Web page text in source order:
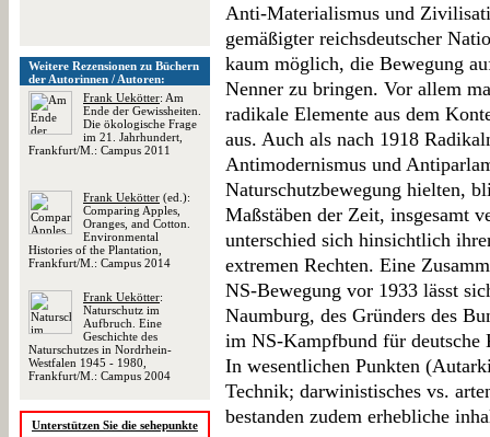
Weitere Rezensionen zu Büchern
der Autorinnen / Autoren:
Frank Uekötter: Am
Ende der Gewissheiten.
Die ökologische Frage
im 21. Jahrhundert,
Frankfurt/M.: Campus 2011
Frank Uekötter (ed.):
Comparing Apples,
Oranges, and Cotton.
Environmental
Histories of the Plantation,
Frankfurt/M.: Campus 2014
Frank Uekötter:
Naturschutz im
Aufbruch. Eine
Geschichte des
Naturschutzes in Nordrhein-
Westfalen 1945 - 1980,
Frankfurt/M.: Campus 2004
Unterstützen Sie die sehepunkte
Anti-Materialismus und
gemäßigter reichsdeutscher
kaum möglich, die Bewegung
Nenner zu bringen. Vor allem
radikale Elemente aus dem
aus. Auch als nach 1918
Antimodernismus und
Naturschutzbewegung hielten,
Maßstäben der Zeit, insgesamt
unterschied sich hinsichtlich
extremen Rechten. Eine
NS-Bewegung vor 1933 lässt
Naumburg, des Gründers des
im NS-Kampfbund für
In wesentlichen Punkten
Technik; darwinistisches vs.
bestanden zudem erhebliche